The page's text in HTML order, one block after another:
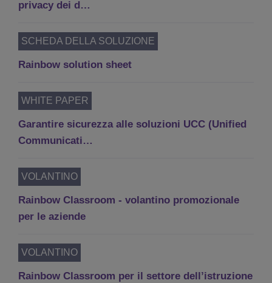
privacy dei d…
SCHEDA DELLA SOLUZIONE
Rainbow solution sheet
WHITE PAPER
Garantire sicurezza alle soluzioni UCC (Unified
Communicati…
VOLANTINO
Rainbow Classroom - volantino promozionale
per le aziende
VOLANTINO
Rainbow Classroom per il settore dell’istruzione